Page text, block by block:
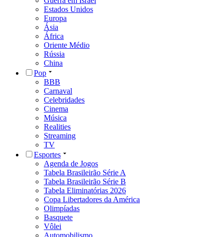
Estados Unidos
Europa
Ásia
África
Oriente Médio
Rússia
China
Pop
BBB
Carnaval
Celebridades
Cinema
Música
Realities
Streaming
TV
Esportes
Agenda de Jogos
Tabela Brasileirão Série A
Tabela Brasileirão Série B
Tabela Eliminatórias 2026
Copa Libertadores da América
Olimpíadas
Basquete
Vôlei
Automobilismo